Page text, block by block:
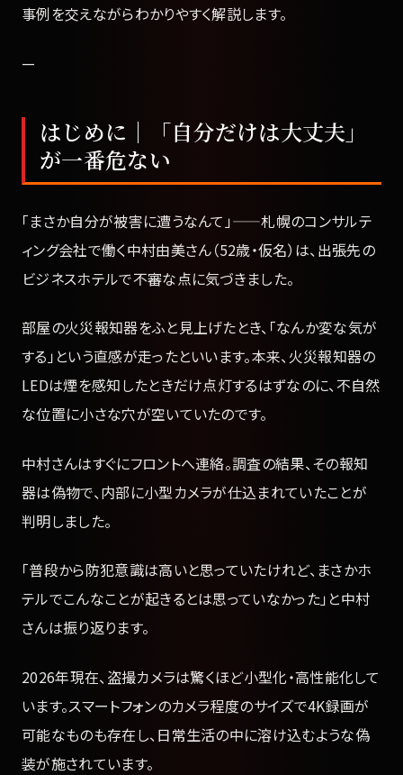
事例を交えながらわかりやすく解説します。
—
はじめに｜「自分だけは大丈夫」
が一番危ない
「まさか自分が被害に遭うなんて」——札幌のコンサルテ
ィング会社で働く中村由美さん（52歳・仮名）は、出張先の
ビジネスホテルで不審な点に気づきました。
部屋の火災報知器をふと見上げたとき、「なんか変な気が
する」という直感が走ったといいます。本来、火災報知器の
LEDは煙を感知したときだけ点灯するはずなのに、不自然
な位置に小さな穴が空いていたのです。
中村さんはすぐにフロントへ連絡。調査の結果、その報知
器は偽物で、内部に小型カメラが仕込まれていたことが
判明しました。
「普段から防犯意識は高いと思っていたけれど、まさかホ
テルでこんなことが起きるとは思っていなかった」と中村
さんは振り返ります。
2026年現在、盗撮カメラは驚くほど小型化・高性能化して
います。スマートフォンのカメラ程度のサイズで4K録画が
可能なものも存在し、日常生活の中に溶け込むような偽
装が施されています。